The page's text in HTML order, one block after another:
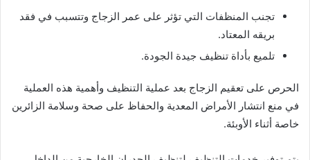
تجنب المنظفات التي تؤثر على عمر الزجاج وتتسبب في فقد
بريقه المعتاد.
تلميع بأداة تنظيف جيدة الجودة.
الحرص على تعقيم الزجاج بعد عملية التنظيف وأهمية هذه العملية
في منع انتشار الأمراض المعدية والحفاظ على صحة وسلامة الزائرين
خاصة أثناء الأوبئة.